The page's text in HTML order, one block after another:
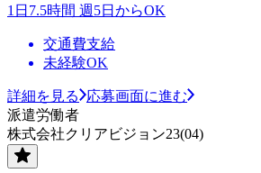
1日7.5時間 週5日からOK
交通費支給
未経験OK
詳細を見る
応募画面に進む
派遣労働者
株式会社クリアビジョン23(04)